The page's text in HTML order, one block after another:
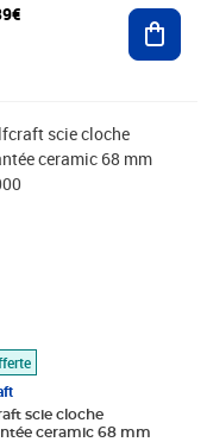
scie cloche
ceramic 68 mm